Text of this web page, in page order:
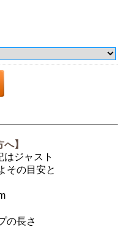
】
ジャスト
その目安と
の長さ